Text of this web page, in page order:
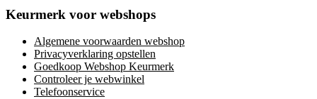
Keurmerk voor webshops
Algemene voorwaarden webshop
Privacyverklaring opstellen
Goedkoop Webshop Keurmerk
Controleer je webwinkel
Telefoonservice